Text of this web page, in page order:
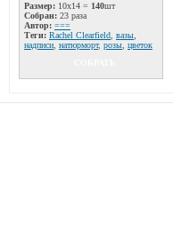
Размер: 10x14 = 140шт
Собран: 23 раза
Автор: ===
Теги: Rachel Clearfield вазы
надписи натюрморт, розы цветок